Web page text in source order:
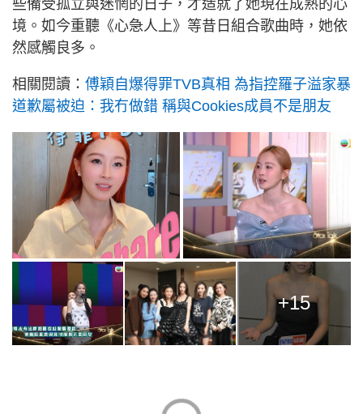
些備受孤立與迷惘的日子，才造就了她現在成熟的心
境。如今重聽《心急人上》等昔日組合歌曲時，她依
然感觸良多。
相關閱讀： 傅穎自爆得罪TVB真相 為指控羅子溢家暴
道歉屬被迫：我冇做錯 稱與Cookies成員不是朋友
+15